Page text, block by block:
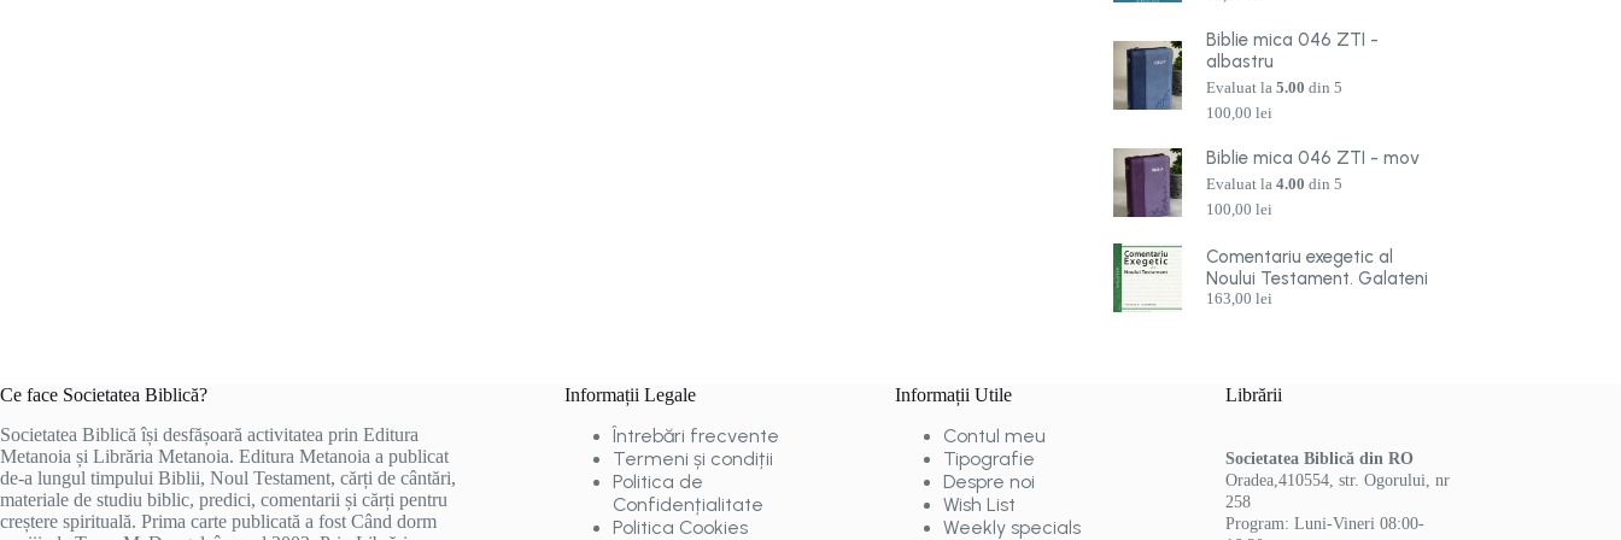
Biblie mica 046 ZTI -
albastru
Evaluat la5.00 din 5
100,00lei
Biblie mica 046 ZTI - mov
Evaluat la4.00 din 5
100,00lei
Comentariu exegetic al
Noului Testament. Galateni
163,00lei
Ce face Societatea Biblică?
Societatea Biblică își desfășoară activitatea prin Editura
Metanoia și Librăria Metanoia. Editura Metanoia a publicat
de-a lungul timpului Biblii, Noul Testament, cărți de cântări,
materiale de studiu biblic, predici, comentarii și cărți pentru
creștere spirituală. Prima carte publicată a fost Când dorm
Informații Legale
Întrebări frecvente
Termeni și condiții
Politica de
Confidențialitate
Politica Cookies
Informații Utile
Contul meu
Tipografie
Despre noi
Wish List
Weekly specials
Librării
Societatea Biblică din RO
Oradea,410554, str. Ogorului, nr
258
Program: Luni-Vineri 08:00-